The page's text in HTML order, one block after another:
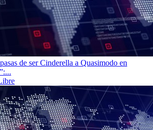
de ser Cinderella a Quasimodo en